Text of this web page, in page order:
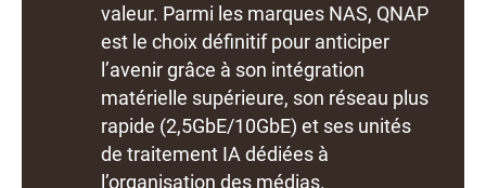
valeur. Parmi les marques NAS, QNAP
est le choix définitif pour anticiper
l’avenir grâce à son intégration
matérielle supérieure, son réseau plus
rapide (2,5GbE/10GbE) et ses unités
de traitement IA dédiées à
l’organisation des médias.